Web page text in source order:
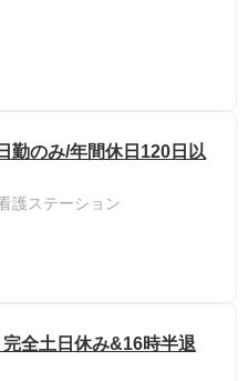
勤のみ/年間休日120日以
護ステーション
完全土日休み&16時半退